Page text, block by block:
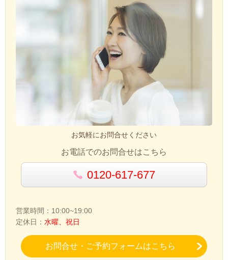
お気軽にお問合せください
お電話でのお問合せはこちら
0120-617-677
営業時間：10:00~19:00
定休日： 水曜、祝日
お問合せ・ご予約フォームはこちら